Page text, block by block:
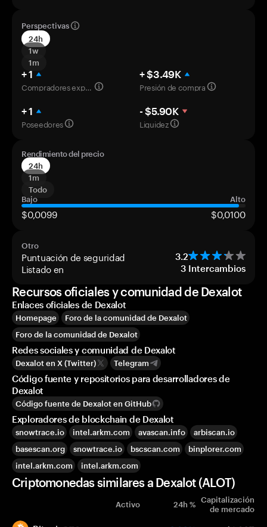
Perspectivas
24h
1w
1m
+ 1
Compradores experimentados
+ $3.49K
Presión de compra
+ 1
Poseedores
- $5.90K
Liquidez
Rendimiento del precio
24h
1m
Todo
Bajo
Alto
$0,0099 $0,0100
Otro
Puntuación de seguridad 3.2
Listado en 3 Intercambios
Recursos oficiales y comunidad de Dexalot
Enlaces oficiales de Dexalot
Homepage
Foro de la comunidad de Dexalot
Foro de la comunidad de Dexalot
Redes sociales y comunidad de Dexalot
Dexalot en X (Twitter) Telegram
Código fuente y repositorios para desarrolladores de
Dexalot
Código fuente de Dexalot en GitHub
Exploradores de blockchain de Dexalot
snowtrace.io intel.arkm.com avascan.info
arbiscan.io
basescan.org
snowtrace.io bscscan.com
binplorer.com
intel.arkm.com
intel.arkm.com
Criptomonedas similares a Dexalot (ALOT)
Activo 24h % Capitalización
de mercado